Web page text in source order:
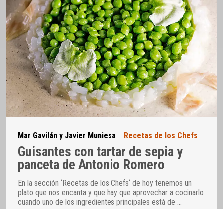
Mar Gavilán y Javier Muniesa Recetas de los Chefs
Guisantes con tartar de sepia y
panceta de Antonio Romero
En la sección ‘Recetas de los Chefs‘ de hoy tenemos un
plato que nos encanta y que hay que aprovechar a cocinarlo
cuando uno de los ingredientes principales está de …